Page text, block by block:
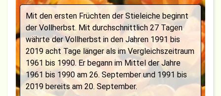
Mit den ersten Früchten der Stieleiche beginnt
der Vollherbst. Mit durchschnittlich 27 Tagen
währte der Vollherbst in den Jahren 1991 bis
2019 acht Tage länger als im Vergleichszeitraum
1961 bis 1990. Er begann im Mittel der Jahre
1961 bis 1990 am 26. September und 1991 bis
2019 bereits am 20. September.